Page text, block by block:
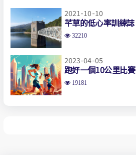
2021-10-10
芊草的低心率訓練誌
32210
2023-04-05
跑好一個10公里比賽
19181